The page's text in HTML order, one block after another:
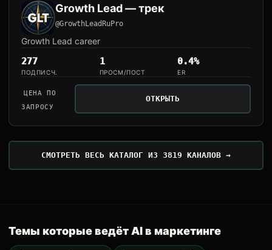
Growth Lead — трек
@GrowthLeadRuPro
Growth Lead career
277
ПОДПИСЧ.
1
ПРОСМ/ПОСТ
0.4%
ER
ЦЕНА ПО
ЗАПРОСУ
ОТКРЫТЬ
СМОТРЕТЬ ВЕСЬ КАТАЛОГ ИЗ 3819 КАНАЛОВ →
Темы которые ведёт AI в маркетинге